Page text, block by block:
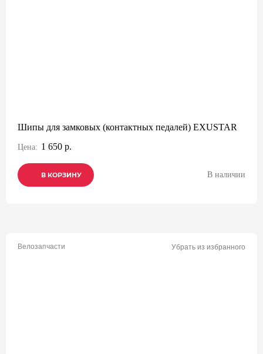
Шипы для замковых (контактных педалей) EXUSTAR
Цена: 1 650 р.
В КОРЗИНУ
В КОРЗИНУ
В КОРЗИНУ В наличии
Велозапчасти Убрать из избранного